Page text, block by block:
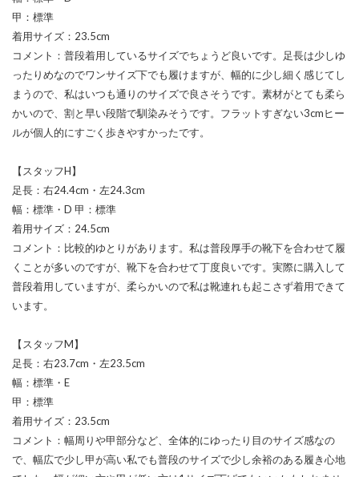
甲：標準
着用サイズ：23.5cm
コメント：普段着用しているサイズでちょうど良いです。足長は少しゆ
ったりめなのでワンサイズ下でも履けますが、幅的に少し細く感じてし
まうので、私はいつも通りのサイズで良さそうです。素材がとても柔ら
かいので、割と早い段階で馴染みそうです。フラットすぎない3cmヒー
ルが個人的にすごく歩きやすかったです。
【スタッフH】
足長：右24.4cm・左24.3cm
幅：標準・D 甲：標準
着用サイズ：24.5cm
コメント：比較的ゆとりがあります。私は普段厚手の靴下を合わせて履
くことが多いのですが、靴下を合わせて丁度良いです。実際に購入して
普段着用していますが、柔らかいので私は靴連れも起こさず着用できて
います。
【スタッフM】
足長：右23.7cm・左23.5cm
幅：標準・E
甲：標準
着用サイズ：23.5cm
コメント：幅周りや甲部分など、全体的にゆったり目のサイズ感なの
で、幅広で少し甲が高い私でも普段のサイズで少し余裕のある履き心地